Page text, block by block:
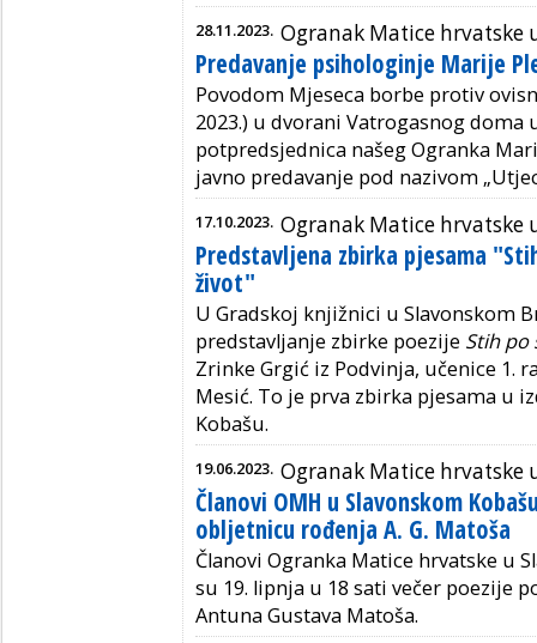
28.11.2023. Ogranak Matice hrvatske
Predavanje psihologinje Marije
Povodom Mjeseca borbe protiv
2023.) u dvorani Vatrogasnog doma
potpredsjednica našeg Ogranka
javno predavanje pod nazivom
17.10.2023. Ogranak Matice hrvatske
Predstavljena zbirka pjesama
život"
U Gradskoj knjižnici u Slavonskom
predstavljanje zbirke poezije Stih po
Zrinke Grgić iz Podvinja, učenice 1.
Mesić. To je prva zbirka pjesama u
Kobašu.
19.06.2023. Ogranak Matice hrvatske
Članovi OMH u Slavonskom
obljetnicu rođenja A. G. Matoša
Članovi Ogranka Matice hrvatske u
su 19. lipnja u 18 sati večer poezije
Antuna Gustava Matoša.